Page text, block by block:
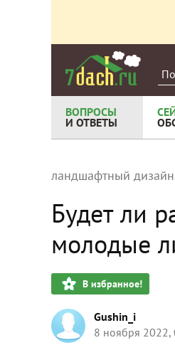
ВОПРОСЫ
И ОТВЕТЫ
ландшафтный дизайн
Будет ли
молодые
В избранное!
Gushin_i
8 ноября 2022,